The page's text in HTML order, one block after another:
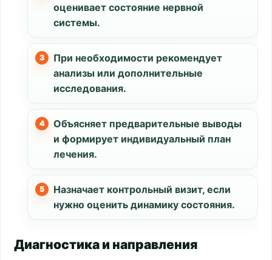
оценивает состояние нервной
системы.
При необходимости рекомендует
анализы или дополнительные
исследования.
Объясняет предварительные выводы
и формирует индивидуальный план
лечения.
Назначает контрольный визит, если
нужно оценить динамику состояния.
Диагностика и направления